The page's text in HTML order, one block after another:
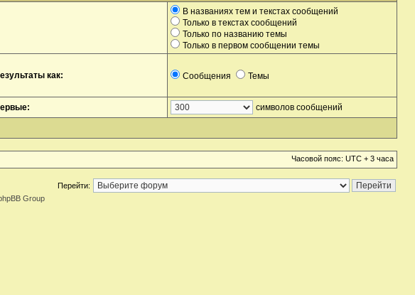
В названиях тем и текстах сообщений
Только в текстах сообщений
Только по названию темы
Только в первом сообщении темы
как: Сообщения Темы
символов сообщений
Часовой пояс: UTC + 3 часа
Перейти:
Group